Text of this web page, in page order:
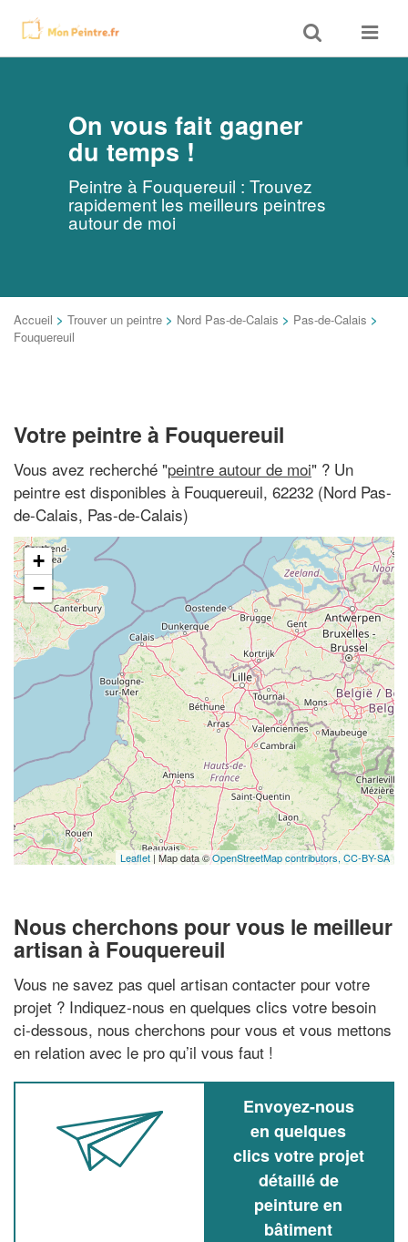
Toggle
search
Toggle
On vous fait gagner
du temps !
Peintre à Fouquereuil : Trouvez
rapidement les meilleurs peintres
autour de moi
Accueil > Trouver un peintre > Nord Pas-de-Calais > Pas-de-Calais >
Fouquereuil
Votre peintre à Fouquereuil
Vous avez recherché "peintre autour de moi" ? Un
peintre est disponibles à Fouquereuil, 62232 (Nord Pas-
de-Calais, Pas-de-Calais)
+
−
Leaflet | Map data ©OpenStreetMap contributors, CC-BY-SA
Nous cherchons pour vous le meilleur
artisan à Fouquereuil
Vous ne savez pas quel artisan contacter pour votre
projet ? Indiquez-nous en quelques clics votre besoin
ci-dessous, nous cherchons pour vous et vous mettons
en relation avec le pro qu’il vous faut !
Envoyez-nous
en quelques
clics votre projet
détaillé de
peinture en
bâtiment